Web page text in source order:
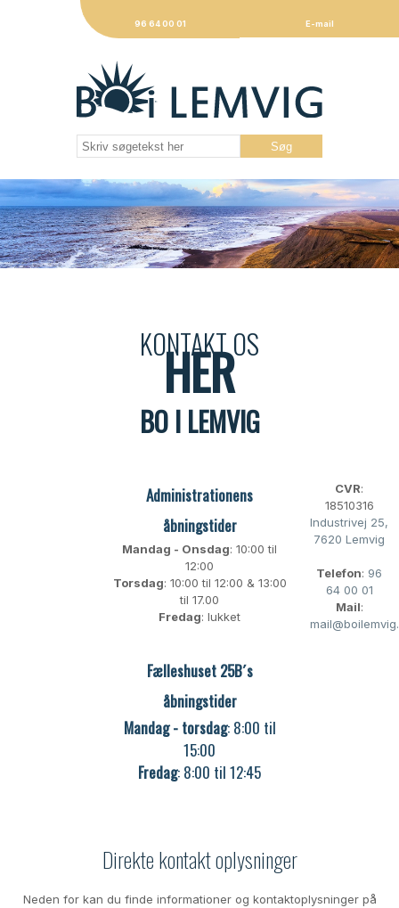
KONTAKT OS
HER
BO I LEMVIG
Administrationens
åbningstider​
Mandag - Onsdag: 10:00 til
12:00
Torsdag: 10:00 til 12:00 & 13:00
til 17.00
Fredag: lukket
Fælleshuset 25B´s
åbningstider
Mandag - torsdag: 8:00 til
15:00
Fredag: 8:00 til 12:45
CVR:
18510316
Industrivej 25,
7620 Lemvig
Telefon: 96
64 00 01
Mail:
​Direkte kontakt oplysninger
Neden for kan du finde informationer og kontaktoplysninger på
96 64 00 01 E-mail